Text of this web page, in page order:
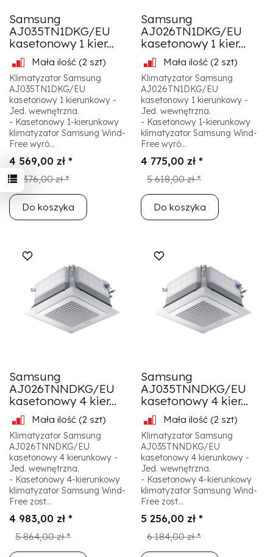
Samsung
AJ035TN1DKG/EU
kasetonowy 1 kier...
Mała ilość (2 szt)
Klimatyzator Samsung
AJ035TN1DKG/EU
kasetonowy 1 kierunkowy -
Jed. wewnętrzna.
- Kasetonowy 1-kierunkowy
klimatyzator Samsung Wind-
Free wyró...
4 569,00 zł *
5 376,00 zł *
Do koszyka
Samsung
AJ026TN1DKG/EU
kasetonowy 1 kier...
Mała ilość (2 szt)
Klimatyzator Samsung
AJ026TN1DKG/EU
kasetonowy 1 kierunkowy -
Jed. wewnętrzna.
- Kasetonowy 1-kierunkowy
klimatyzator Samsung Wind-
Free wyró...
4 775,00 zł *
5 618,00 zł *
Do koszyka
Samsung
AJ026TNNDKG/EU
kasetonowy 4 kier...
Mała ilość (2 szt)
Klimatyzator Samsung
AJ026TNNDKG/EU
kasetonowy 4 kierunkowy -
Jed. wewnętrzna.
- Kasetonowy 4-kierunkowy
klimatyzator Samsung Wind-
Free zost...
4 983,00 zł *
5 864,00 zł *
Samsung
AJ035TNNDKG/EU
kasetonowy 4 kier...
Mała ilość (2 szt)
Klimatyzator Samsung
AJ035TNNDKG/EU
kasetonowy 4 kierunkowy -
Jed. wewnętrzna.
- Kasetonowy 4-kierunkowy
klimatyzator Samsung Wind-
Free zost...
5 256,00 zł *
6 184,00 zł *